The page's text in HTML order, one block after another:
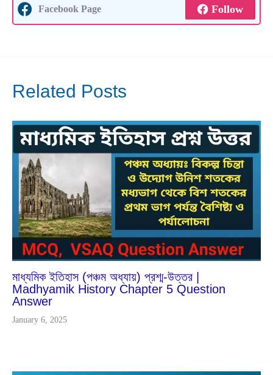
Facebook Page Follow
Related Posts
Dec
26
2024
মাধ্যমিক ইতিহাস (পঞ্চম অধ্যায়) প্রশ্ম-উত্তর |
Madhyamik History Chapter 5 Question
Answer
January 6, 2025